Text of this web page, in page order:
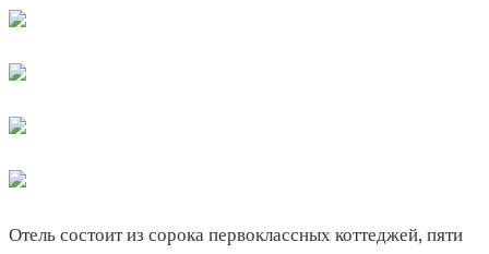
Отель состоит из сорока первоклассных коттеджей, пяти